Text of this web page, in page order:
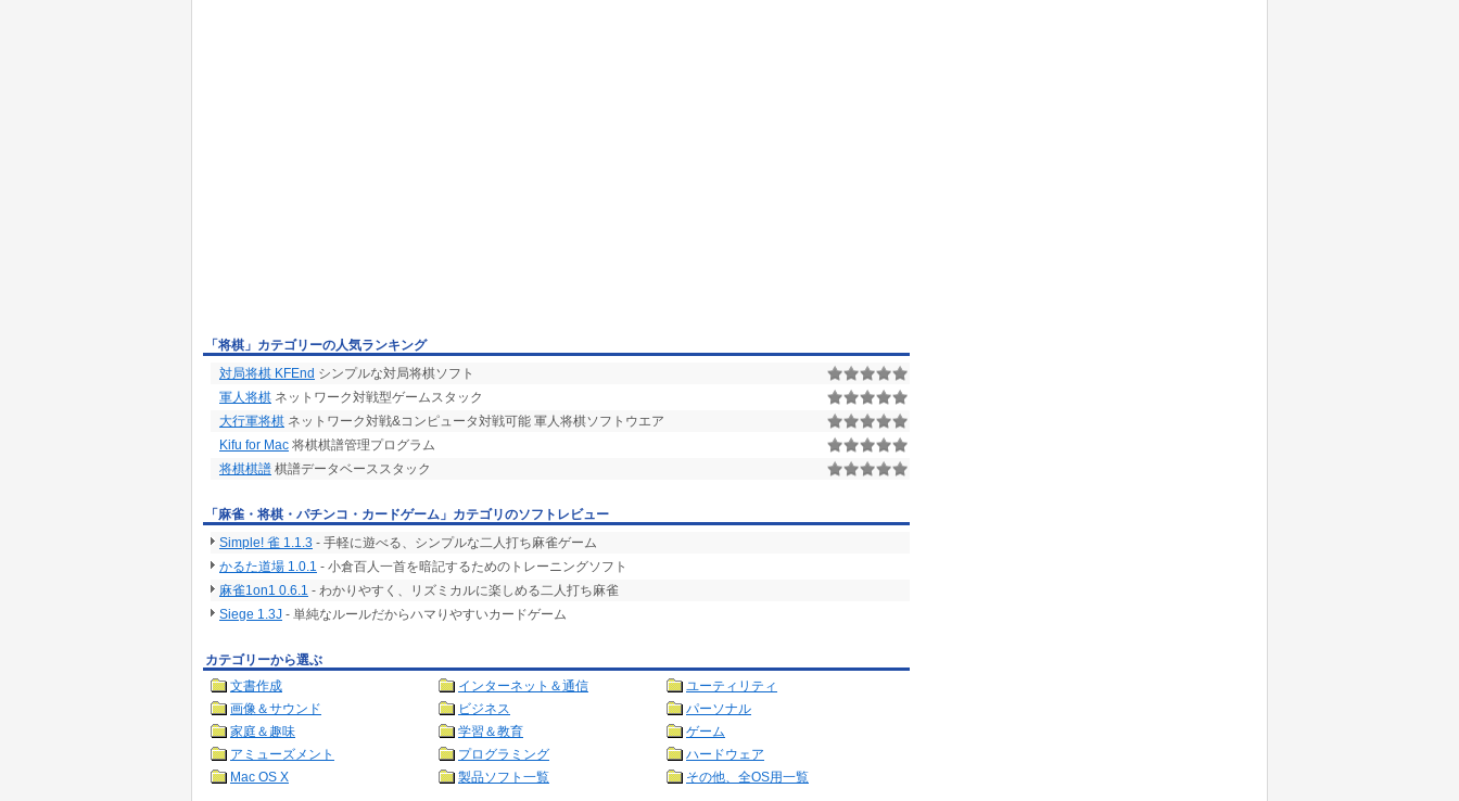
「将棋」カテゴリーの人気ランキング
対局将棋 KFEnd シンプルな対局将棋ソフト
軍人将棋 ネットワーク対戦型ゲームスタック
大行軍将棋 ネットワーク対戦&コンピュータ対戦可能 軍人将棋ソフトウエア
Kifu for Mac 将棋棋譜管理プログラム
将棋棋譜 棋譜データベーススタック
「麻雀・将棋・パチンコ・カードゲーム」カテゴリのソフトレビュー
Simple! 雀 1.1.3 - 手軽に遊べる、シンプルな二人打ち麻雀ゲーム
かるた道場 1.0.1 - 小倉百人一首を暗記するためのトレーニングソフト
麻雀1on1 0.6.1 - わかりやすく、リズミカルに楽しめる二人打ち麻雀
Siege 1.3J - 単純なルールだからハマりやすいカードゲーム
カテゴリーから選ぶ
文書作成
インターネット＆通信
ユーティリティ
画像＆サウンド
ビジネス
パーソナル
家庭＆趣味
学習＆教育
ゲーム
アミューズメント
プログラミング
ハードウェア
Mac OS X
製品ソフト一覧 その他、全OS用一覧